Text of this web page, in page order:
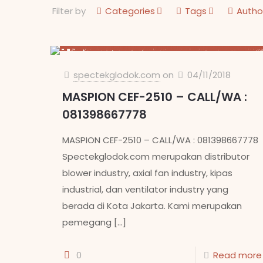
Filter by Categories Tags
spectekglodok.com on 04/11/2018
MASPION CEF-2510 – CALL/WA :
081398667778
MASPION CEF-2510 – CALL/WA : 081398667778
Spectekglodok.com merupakan distributor
blower industry, axial fan industry, kipas
industrial, dan ventilator industry yang
berada di Kota Jakarta. Kami merupakan
pemegang […]
0 Read more